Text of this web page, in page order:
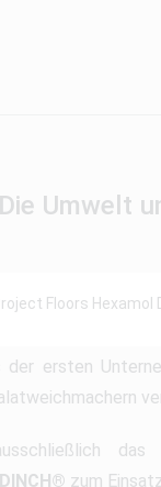
Umwelt
ersten
das
zum